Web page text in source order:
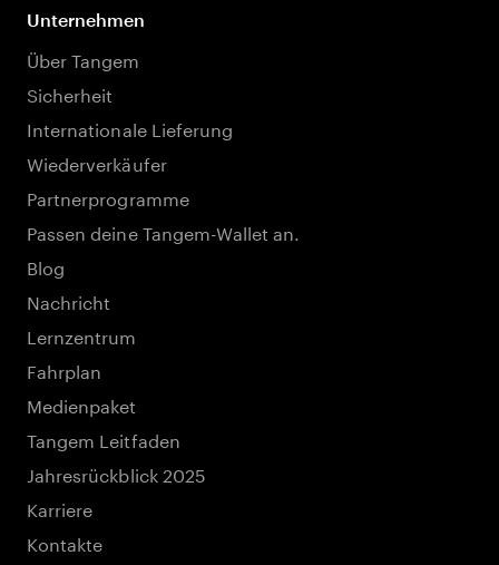
Unternehmen
Über Tangem
Sicherheit
Internationale Lieferung
Wiederverkäufer
Partnerprogramme
Passen deine Tangem-Wallet an.
Blog
Nachricht
Lernzentrum
Fahrplan
Medienpaket
Tangem Leitfaden
Jahresrückblick 2025
Karriere
Kontakte